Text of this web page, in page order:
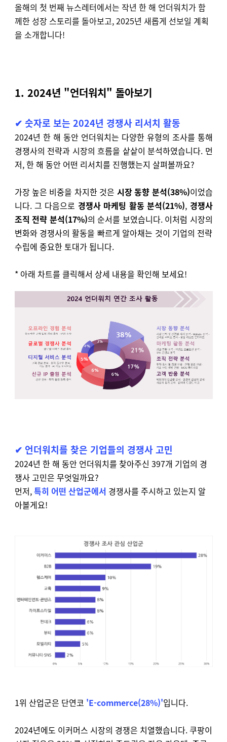
올해의 첫 번째 뉴스레터에서는 작년 한 해 언더워치가 함
께한 성장 스토리를 돌아보고, 2025년 새롭게 선보일 계획
을 소개합니다!
1. 2024년 "언더워치" 돌아보기
✔ 숫자로 보는 2024년 경쟁사 리서치 활동
2024년 한 해 동안 언더워치는 다양한 유형의 조사를 통해
경쟁사의 전략과 시장의 흐름을 샅샅이 분석하였습니다. 먼
저, 한 해 동안 어떤 리서치를 진행했는지 살펴볼까요?
가장 높은 비중을 차지한 것은 시장 동향 분석(38%)이었습
니다. 그 다음으로 경쟁사 마케팅 활동 분석(21%), 경쟁사
조직 전략 분석(17%)의 순서를 보였습니다. 이처럼 시장의
변화와 경쟁사의 활동을 빠르게 알아채는 것이 기업의 전략
수립에 중요한 토대가 됩니다.
* 아래 차트를 클릭해서 상세 내용을 확인해 보세요!
✔ 언더워치를 찾은 기업들의 경쟁사 고민
2024년 한 해 동안 언더워치를 찾아주신 397개 기업의 경
쟁사 고민은 무엇일까요?
먼저,특히 어떤 산업군에서 경쟁사를 주시하고 있는지 알
아볼게요!
1위 산업군은 단연코 'E-commerce(28%)'입니다.
2024년에도 이커머스 시장의 경쟁은 치열했습니다. 쿠팡이